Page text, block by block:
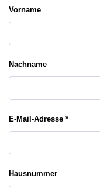
Vorname
Nachname
E-Mail-Adresse *
Hausnummer